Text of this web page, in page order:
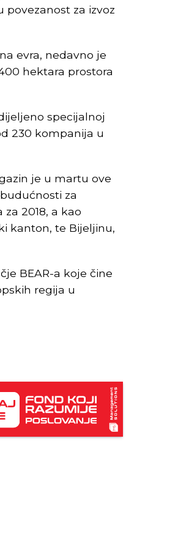
povezanost za izvoz
evra, nedavno je
hektara prostora
specijalnoj
230 kompanija u
je u martu ove
za
2018, a kao
kanton, te Bijeljinu,
BEAR-a koje čine
regija u